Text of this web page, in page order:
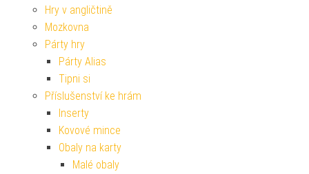
Hry v angličtině
Mozkovna
Párty hry
Párty Alias
Tipni si
Příslušenství ke hrám
Inserty
Kovové mince
Obaly na karty
Malé obaly